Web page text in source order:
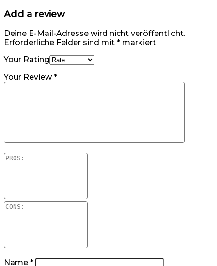
Add a review
Deine E-Mail-Adresse wird nicht veröffentlicht.
Erforderliche Felder sind mit * markiert
Your Rating
Your Review*
Name *